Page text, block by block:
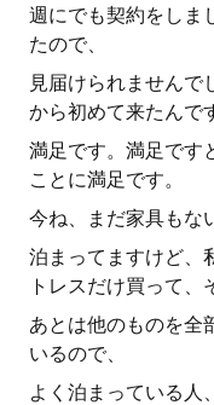
週にでも契約をしま
たので、
見届けられませんで
から初めて来たんで
満足です。満足です
ことに満足です。
今ね、まだ家具もな
泊まってますけど、
トレスだけ買って、
あとは他のものを全
いるので、
よく泊まっている人